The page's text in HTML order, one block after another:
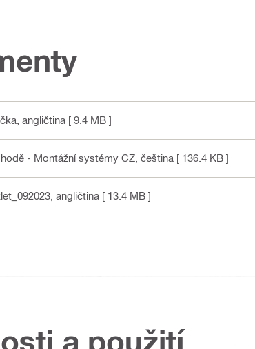
, angličtina [ 9.4 MB ]
- Montážní systémy CZ , čeština [ 136.4 KB ]
, angličtina [ 13.4 MB ]
a použití